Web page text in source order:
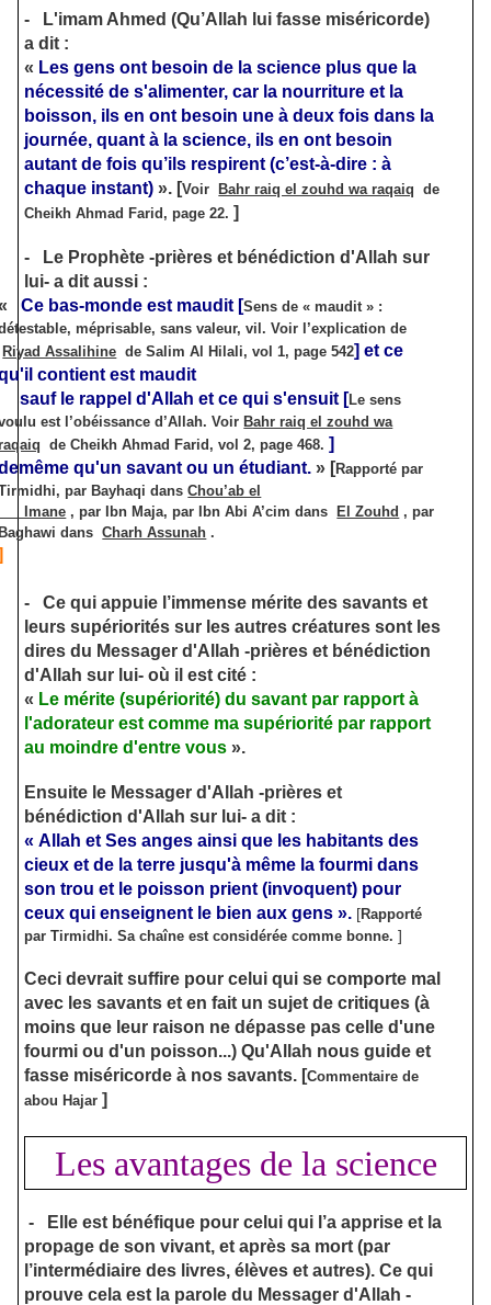
-
L'imam Ahmed (Qu’Allah lui fasse miséricorde)
a dit :
« Les gens ont besoin de la science plus que la
nécessité de s'alimenter, car la nourriture et la
boisson, ils en ont besoin une à deux fois dans la
journée, quant à la science, ils en ont besoin
autant de fois qu’ils respirent (c’est-à-dire : à
chaque instant) ». [Voir Bahr raiq el zouhd wa raqaiq de
Cheikh Ahmad Farid, page 22. ]
-
Le Prophète -prières et bénédiction d'Allah sur
lui- a dit aussi :
Ce bas-monde est maudit [Sens de « maudit » :
méprisable, sans valeur, vil. Voir l’explication de
Riyad Assalihine de Salim Al Hilali, vol 1, page 542] et ce
contient est maudit
le rappel d'Allah et ce qui s'ensuit [Le sens
est l’obéissance d’Allah. Voir Bahr raiq el zouhd wa
de Cheikh Ahmad Farid, vol 2, page 468. ]
qu'un savant ou un étudiant.» [Rapporté par
par Bayhaqi dansChou’ab el
, par Ibn Maja, par Ibn Abi A’cim dans El Zouhd , par
dansCharh Assunah .
-
Ce qui appuie l’immense mérite des savants et
leurs supériorités sur les autres créatures sont les
dires du Messager d'Allah -prières et bénédiction
d'Allah sur lui- où il est cité :
« Le mérite (supériorité) du savant par rapport à
l'adorateur est comme ma supériorité par rapport
au moindre d'entre vous ».
Ensuite le Messager d'Allah -prières et
bénédiction d'Allah sur lui- a dit :
« Allah et Ses anges ainsi que les habitants des
cieux et de la terre jusqu'à même la fourmi dans
son trou et le poisson prient (invoquent) pour
ceux qui enseignent le bien aux gens ». [Rapporté
par Tirmidhi. Sa chaîne est considérée comme bonne. ]
Ceci devrait suffire pour celui qui se comporte mal
avec les savants et en fait un sujet de critiques (à
moins que leur raison ne dépasse pas celle d'une
fourmi ou d'un poisson...) Qu'Allah nous guide et
fasse miséricorde à nos savants. [Commentaire de
abou Hajar ]
Les avantages de la science
-
Elle est bénéfique pour celui qui l’a apprise et la
propage de son vivant, et après sa mort (par
l’intermédiaire des livres, élèves et autres). Ce qui
prouve cela est la parole du Messager d'Allah -